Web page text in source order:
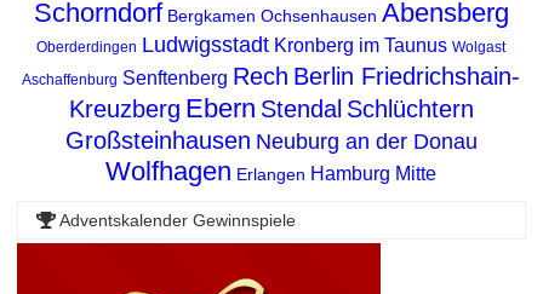
Schorndorf Bergkamen Ochsenhausen Abensberg
Oberderdingen Ludwigsstadt Kronberg im Taunus Wolgast
Aschaffenburg Senftenberg Rech Berlin Friedrichshain-
Kreuzberg Ebern Stendal Schlüchtern
Großsteinhausen Neuburg an der Donau
Wolfhagen Erlangen Hamburg Mitte
Adventskalender Gewinnspiele